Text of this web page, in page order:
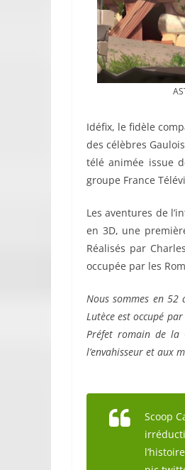
Idéfix, le fidèle
des célèbres
télé animée issue
groupe France
Les aventures de
en 3D, une
Réalisés par
occupée par les
Nous sommes en 52
Lutèce est occupé
Préfet romain de la
l’envahisseur et aux
Scoop